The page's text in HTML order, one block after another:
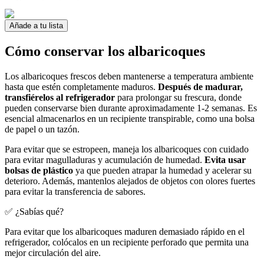
Añade a tu lista
Cómo conservar los albaricoques
Los albaricoques frescos deben mantenerse a temperatura ambiente
hasta que estén completamente maduros. Después de madurar,
transfiérelos al refrigerador para prolongar su frescura, donde
pueden conservarse bien durante aproximadamente 1-2 semanas. Es
esencial almacenarlos en un recipiente transpirable, como una bolsa
de papel o un tazón.
Para evitar que se estropeen, maneja los albaricoques con cuidado
para evitar magulladuras y acumulación de humedad. Evita usar
bolsas de plástico ya que pueden atrapar la humedad y acelerar su
deterioro. Además, mantenlos alejados de objetos con olores fuertes
para evitar la transferencia de sabores.
✅ ¿Sabías qué?
Para evitar que los albaricoques maduren demasiado rápido en el
refrigerador, colócalos en un recipiente perforado que permita una
mejor circulación del aire.